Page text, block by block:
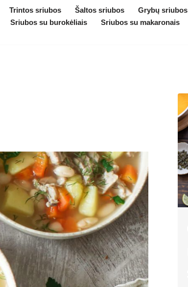
Trintos sriubos Šaltos sriubos Grybų sriubos
Sriubos su burokėliais Sriubos su makaronais